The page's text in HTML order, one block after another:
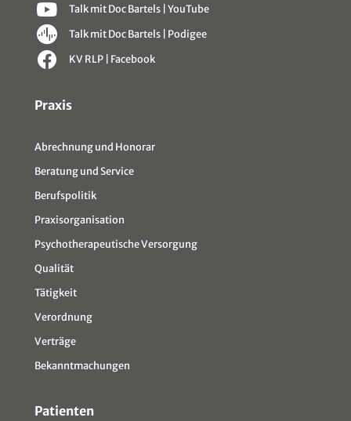
Sitemap
Praxis
Abrechnung und Honorar
Beratung und Service
Berufspolitik
Praxisorganisation
Psychotherapeutische Versorgung
Qualität
Tätigkeit
Verordnung
Verträge
Bekanntmachungen
Patienten
Talk mit Doc Bartels | YouTube
Talk mit Doc Bartels | Podigee
KV RLP | Facebook